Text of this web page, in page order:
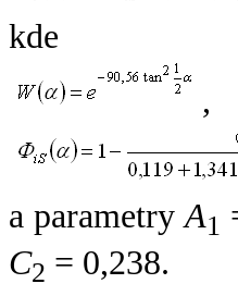
kde
,
a parametryA1
C2 = 0,238.